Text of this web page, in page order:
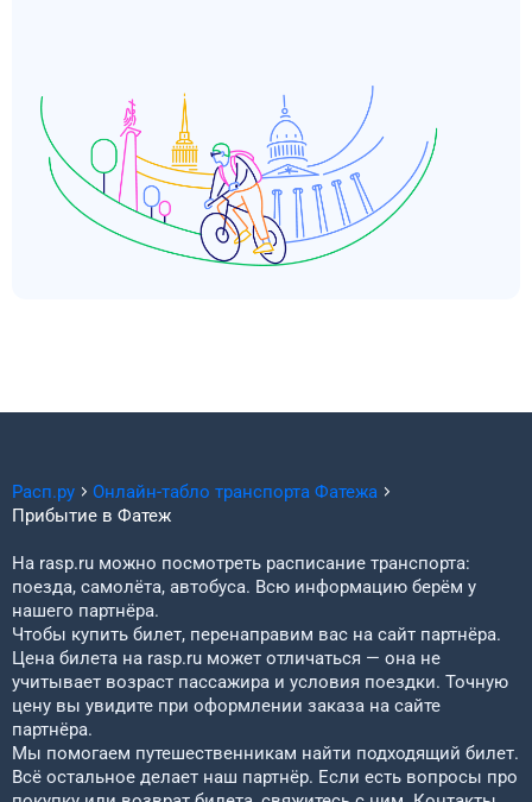
Расп.ру Онлайн-табло транспорта Фатежа
Прибытие в Фатеж
На rasp.ru можно посмотреть расписание транспорта:
поезда, самолёта, автобуса. Всю информацию берём у
нашего партнёра.
Чтобы купить билет, перенаправим вас на сайт партнёра.
Цена билета на rasp.ru может отличаться — она не
учитывает возраст пассажира и условия поездки. Точную
цену вы увидите при оформлении заказа на сайте
партнёра.
Мы помогаем путешественникам найти подходящий билет.
Всё остальное делает наш партнёр. Если есть вопросы про